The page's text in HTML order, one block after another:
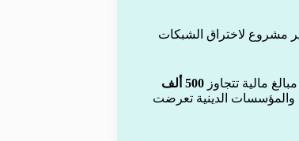
مشروع لاختراق الشبكات
مالية تتجاوز
500 ألف
والمؤسسات الدينية تعرضت